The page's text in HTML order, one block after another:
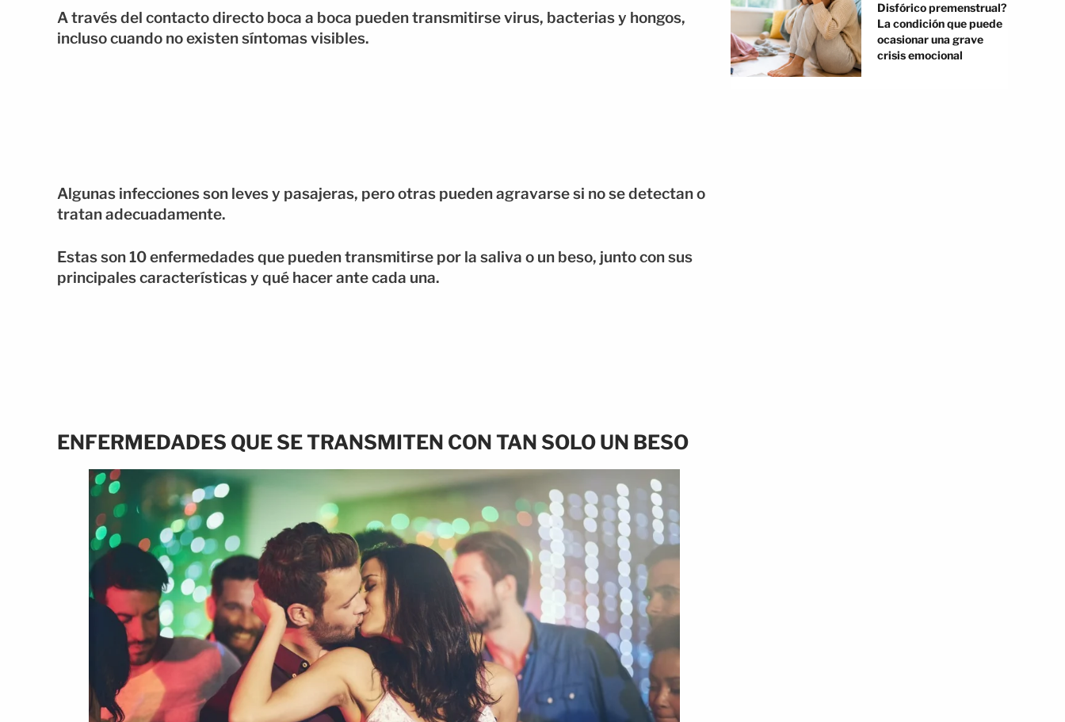
A través del contacto directo boca a boca pueden transmitirse virus, bacterias y hongos,
incluso cuando no existen síntomas visibles.
Algunas infecciones son leves y pasajeras, pero otras pueden agravarse si no se detectan o
tratan adecuadamente.
Estas son 10 enfermedades que pueden transmitirse por la saliva o un beso, junto con sus
principales características y qué hacer ante cada una.
ENFERMEDADES QUE SE TRANSMITEN CON TAN SOLO UN BESO
Disfórico premenstrual?
La condición que puede
ocasionar una grave
crisis emocional